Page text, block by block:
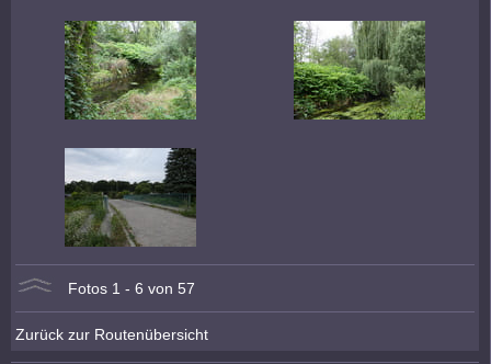
Fotos 1 - 6 von 57
Zurück zur Routenübersicht